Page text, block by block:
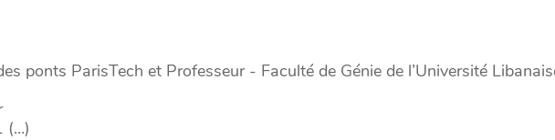
ponts ParisTech et Professeur - Faculté de Génie de l’Université
(…)